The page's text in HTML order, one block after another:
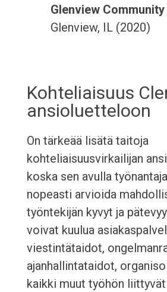
Glenview
Glenview, IL (2020)
Kohteliaisuus
ansioluetteloon
On tärkeää lisätä taitoja
kohteliaisuusvirkailijan
koska sen avulla
nopeasti arvioida
työntekijän kyvyt ja
voivat kuulua
viestintätaidot,
ajanhallintataidot,
kaikki muut työhön